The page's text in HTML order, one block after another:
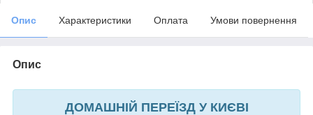
Опис Характеристики Оплата Умови повернення
Опис
ДОМАШНІЙ ПЕРЕЇЗД У КИЄВІ